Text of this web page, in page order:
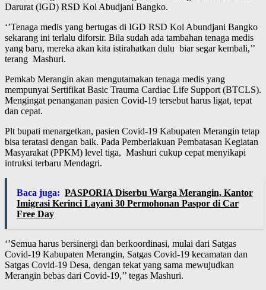
Darurat (IGD) RSD Kol Abudjani Bangko.
‘’Tenaga medis yang bertugas di IGD RSD Kol Abundjani Bangko
sekarang ini terlalu diforsir. Bila sudah ada tambahan tenaga medis
yang baru, mereka akan kita istirahatkan dulu biar segar kembali,’’
terang Mashuri.
Pemkab Merangin akan mengutamakan tenaga medis yang
mempunyai Sertifikat Basic Trauma Cardiac Life Support (BTCLS).
Mengingat penanganan pasien Covid-19 tersebut harus ligat, tepat
dan cepat.
Plt bupati menargetkan, pasien Covid-19 Kabupaten Merangin tetap
bisa teratasi dengan baik. Pada Pemberlakuan Pembatasan Kegiatan
Masyarakat (PPKM) level tiga, Mashuri cukup cepat menyikapi
intruksi terbaru Mendagri.
Baca juga: PASPORIA Diserbu Warga Merangin, Kantor
Imigrasi Kerinci Layani 30 Permohonan Paspor di Car
Free Day
‘’Semua harus bersinergi dan berkoordinasi, mulai dari Satgas
Covid-19 Kabupaten Merangin, Satgas Covid-19 kecamatan dan
Satgas Covid-19 Desa, dengan tekat yang sama mewujudkan
Merangin bebas dari Covid-19,’’ tegas Mashuri.